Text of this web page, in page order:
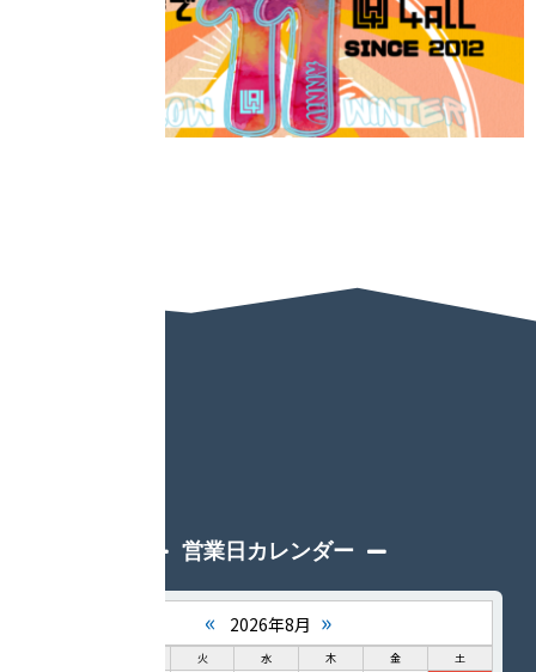
営業日カレンダー
« 2026年8月 »
火 水 木 金
土